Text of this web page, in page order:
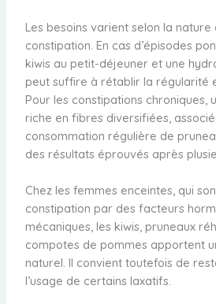
Les besoins varient selon la
constipation. En cas d’épisodes
kiwis au petit-déjeuner et une
peut suffire à rétablir la régularité
Pour les constipations chroniques,
riche en fibres diversifiées,
consommation régulière de
des résultats éprouvés après
Chez les femmes enceintes, qui
constipation par des facteurs
mécaniques, les kiwis, pruneaux
compotes de pommes apportent
naturel. Il convient toutefois de
l’usage de certains laxatifs.